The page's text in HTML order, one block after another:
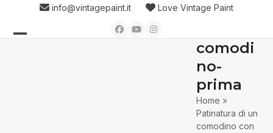
content
info@vintagepaint.it Love Vintage Paint
Facebook
YouTubeInstagram
comodi
no-
prima
Home »
Patinatura di un
comodino con